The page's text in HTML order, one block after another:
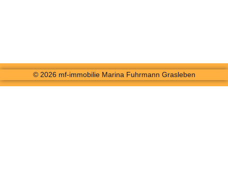
© 2026 mf-immobilie Marina Fuhrmann Grasleben